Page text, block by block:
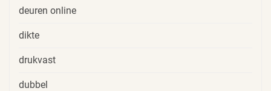
deuren online
dikte
drukvast
dubbel